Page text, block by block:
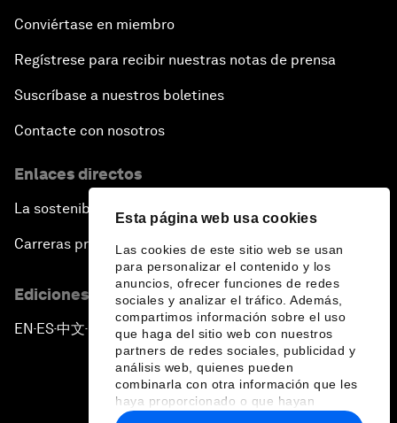
Esta página web usa cookies
Las cookies de este sitio web se usan
para personalizar el contenido y los
anuncios, ofrecer funciones de redes
sociales y analizar el tráfico. Además,
compartimos información sobre el uso
que haga del sitio web con nuestros
partners de redes sociales, publicidad y
análisis web, quienes pueden
combinarla con otra información que les
haya proporcionado o que hayan
recopilado a partir del uso que haya
Conviértase en miembro
Regístrese para recibir nuestras notas de prensa
Suscríbase a nuestros boletines
Contacte con nosotros
Enlaces directos
La sostenibilidad en el Foro
Carreras profesionales
Ediciones en otros idiomas
EN ▪ ES▪中文▪ 日本語